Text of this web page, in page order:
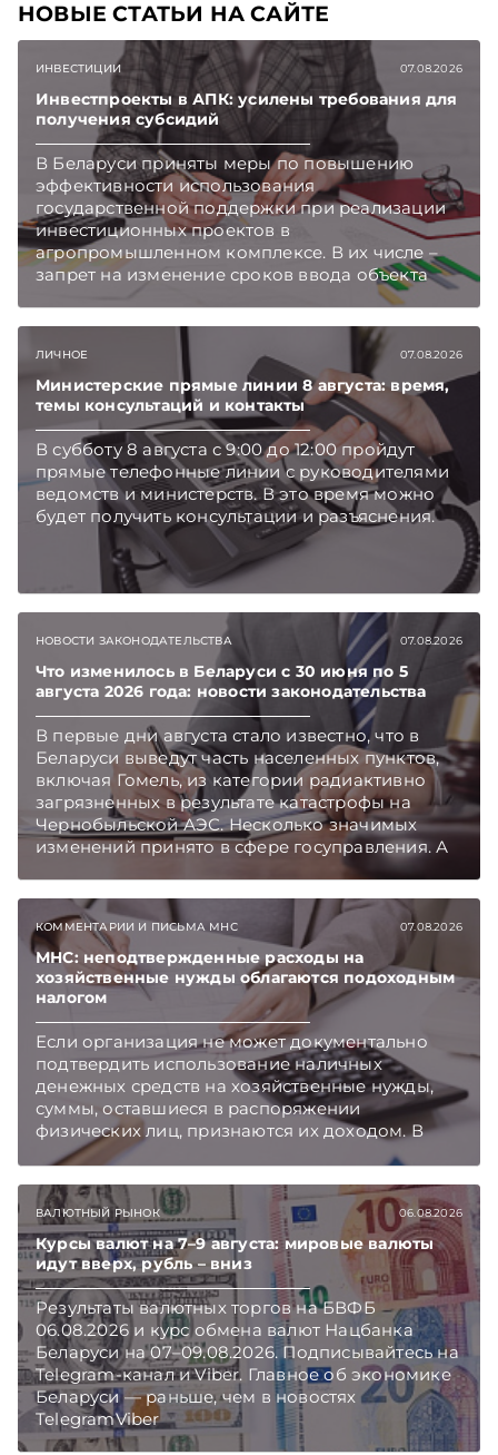
НОВЫЕ СТАТЬИ НА САЙТЕ
ИНВЕСТИЦИИ 07.08.2026
Инвестпроекты в АПК: усилены требования для
получения субсидий
В Беларуси приняты меры по повышению
эффективности использования
государственной поддержки при реализации
инвестиционных проектов в
агропромышленном комплексе. В их числе –
запрет на изменение сроков ввода объекта
инвестиций в эксплуатацию и его выхода на
Telegram‑канал и Viber. Главное об экономике
Беларуси — раньше, чем в новостях
TelegramViber
ЛИЧНОЕ 07.08.2026
Министерские прямые линии 8 августа: время,
темы консультаций и контакты
В субботу 8 августа с 9:00 до 12:00 пройдут
прямые телефонные линии с руководителями
ведомств и министерств. В это время можно
будет получить консультации и разъяснения.
НОВОСТИ ЗАКОНОДАТЕЛЬСТВА 07.08.2026
Что изменилось в Беларуси с 30 июня по 5
августа 2026 года: новости законодательства
В первые дни августа стало известно, что в
Беларуси выведут часть населенных пунктов,
включая Гомель, из категории радиактивно
загрязненных в результате катастрофы на
Чернобыльской АЭС. Несколько значимых
изменений принято в сфере госуправления. А
бизнесу вновь дали надежду на сокращение
который приходится изучать ежегодно.
Очередные меры по оптимизации
нормотворчества предусмотрены в
постановлении Совмина. Подписывайтесь на
Telegram‑канал и Viber. Главное об экономике
Беларуси — раньше, чем в новостях
TelegramViber
КОММЕНТАРИИ И ПИСЬМА МНС 07.08.2026
МНС: неподтвержденные расходы на
хозяйственные нужды облагаются подоходным
налогом
Если организация не может документально
подтвердить использование наличных
денежных средств на хозяйственные нужды,
суммы, оставшиеся в распоряжении
физических лиц, признаются их доходом. В
этом случае организация как налоговый агент
бюджет подоходный налог, напоминает МНС.
ВАЛЮТНЫЙ РЫНОК 06.08.2026
Курсы валют на 7–9 августа: мировые валюты
идут вверх, рубль – вниз
Результаты валютных торгов на БВФБ
06.08.2026 и курс обмена валют Нацбанка
Беларуси на 07–09.08.2026. Подписывайтесь на
Telegram‑канал и Viber. Главное об экономике
Беларуси — раньше, чем в новостях
TelegramViber